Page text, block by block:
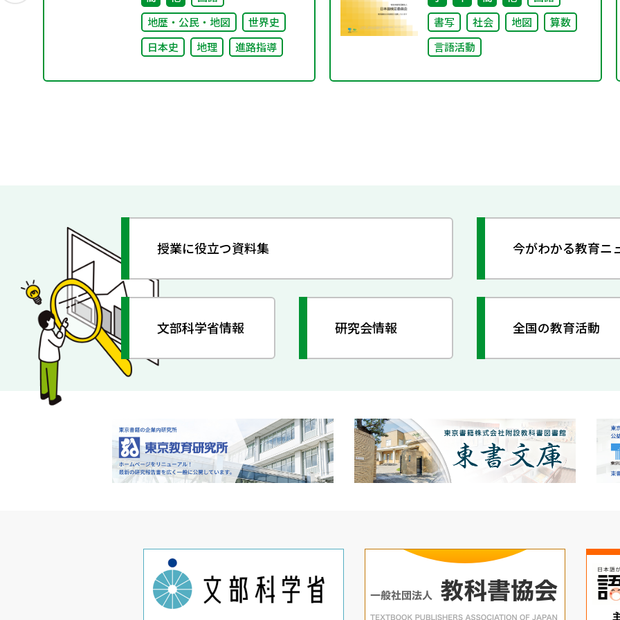
地歴・公民・地図
世界史
日本史
地理 進路指導
書写
社会 地図
算数
言語活動
授業に役立つ資料集 今がわかる教育ニ
文部科学省情報 研究会情報 全国の教育活動